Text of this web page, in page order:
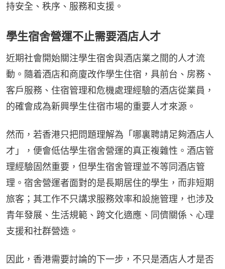
持安全、秩序、服務和支援。
學生宿舍營運不止需要酒店人才
近期社會開始關注學生宿舍與酒店業之間的人才流
動。隨着酒店和商廈改作學生住宿，具前台、房務、
客戶服務、住宿管理和危機處理經驗的酒店從業員，
的確會成為新興學生住宿市場的重要人才來源。
然而，若香港只把問題理解為「哪裏聘請足夠酒店人
才」，便會低估學生宿舍營運的真正複雜性。酒店管
理經驗固然重要，但學生宿舍管理並不等同酒店管
理。宿舍營運者面對的是長期居住的學生，而非短期
旅客；其工作不只講求服務效率和設施管理，也涉及
青年發展、生活規範、跨文化適應、同儕關係、心理
支援和社群營造。
因此，香港需要討論的下一步，不只是酒店人才是否